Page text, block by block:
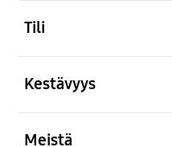
Tili
Kestävyys
Meistä